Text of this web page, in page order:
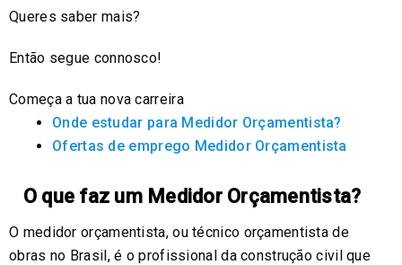
Queres saber mais?
Então segue connosco!
Começa a tua nova carreira
Onde estudar para Medidor Orçamentista?
Ofertas de emprego Medidor Orçamentista
O que faz um Medidor Orçamentista?
O medidor orçamentista, ou técnico orçamentista de
obras no Brasil, é o profissional da construção civil que